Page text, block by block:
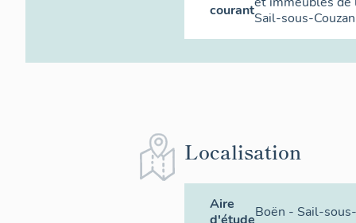
courantSail-sous-Couzan
Localisation
Aire
d'étudeBoën - Sail-